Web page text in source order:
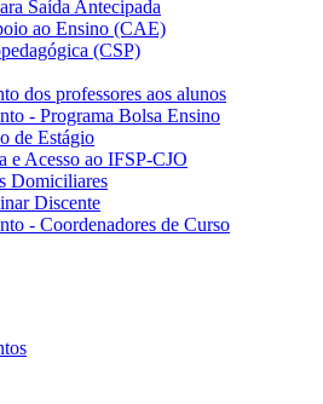
Saída Antecipada
ao Ensino (CAE)
(CSP)
dos professores aos alunos
- Programa Bolsa Ensino
de Estágio
e Acesso ao IFSP-CJO
Domiciliares
Discente
- Coordenadores de Curso